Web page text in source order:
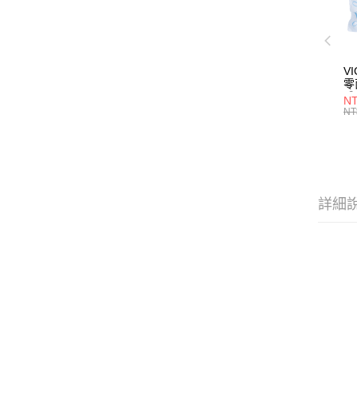
零
體
詳細